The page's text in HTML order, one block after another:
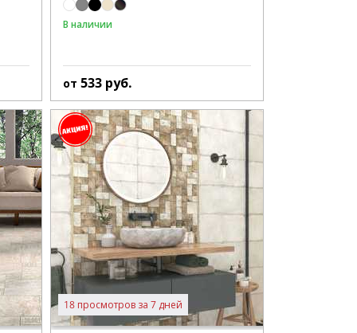
В наличии
от 533 руб.
18 просмотров за 7 дней